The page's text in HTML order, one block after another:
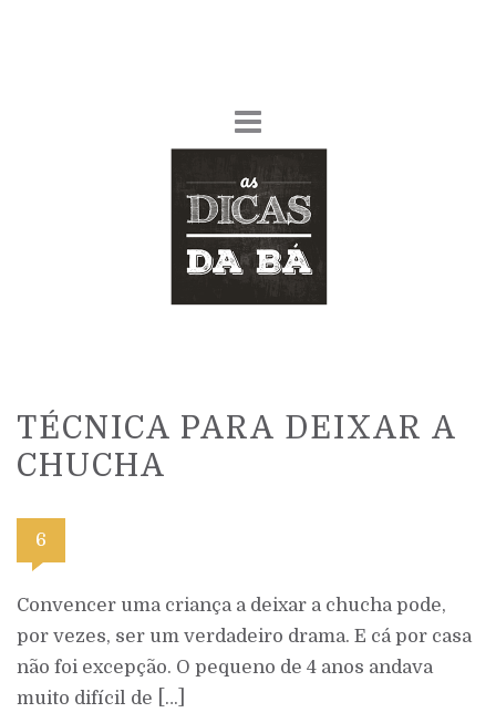
TÉCNICA PARA DEIXAR A
CHUCHA
6
Convencer uma criança a deixar a chucha pode,
por vezes, ser um verdadeiro drama. E cá por casa
não foi excepção. O pequeno de 4 anos andava
muito difícil de […]